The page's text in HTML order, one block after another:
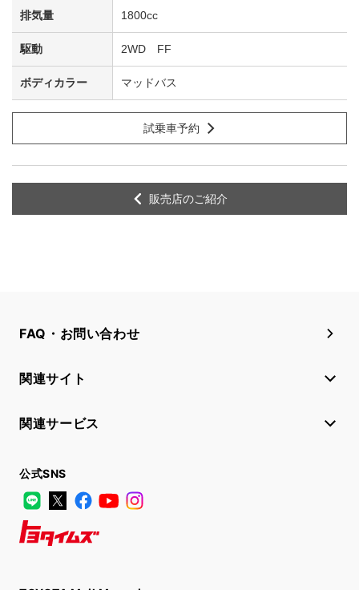
1800cc
2WD FF
マッドバス
試乗車予約
販売店のご紹介
FAQ・お問い合わせ
関連サイト
関連サービス
公式SNS
LINE
X FacebookYouTube